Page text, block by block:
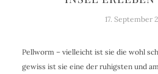
17. September
Pellworm – vielleicht ist sie die wohl
gewiss ist sie eine der ruhigsten und